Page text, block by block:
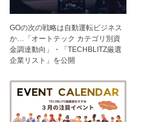
GOの次の戦略は自動運転ビジネス
か…「オートテック カテゴリ別資
金調達動向」・「TECHBLITZ厳選
企業リスト」を公開